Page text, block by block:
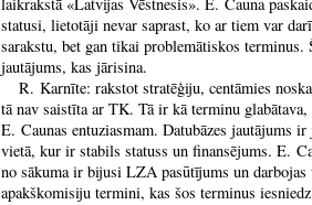
statusi, lietotāji nevar saprast, ko ar tiem var
sarakstu, bet gan tikai problemātiskos
jautājums, kas jārisina.
R. Karnīte: rakstot stratēģiju, centāmies
tā nav saistīta ar TK. Tā ir kā terminu glabātava,
E. Caunas entuziasmam. Datubāzes jautājums
vietā, kur ir stabils statuss un finansējums. E.
no sākuma ir bijusi LZA pasūtījums un darbojas
apakškomisiju termini, kas šos terminus